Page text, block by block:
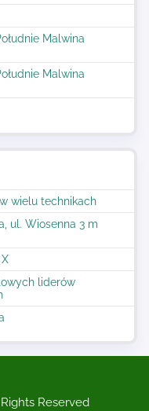
Malwina
Malwina
wielu technikach
ul. Wiosenna 3 m
liderów
Reserved